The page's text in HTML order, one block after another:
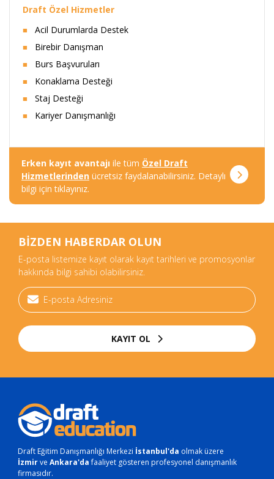
Draft Özel Hizmetler
Acil Durumlarda Destek
Birebir Danışman
Burs Başvuruları
Konaklama Desteği
Staj Desteği
Kariyer Danışmanlığı
Erken kayıt avantajı ile tüm Özel Draft
Hizmetlerinden ücretsiz faydalanabilirsiniz. Detaylı
bilgi için tıklayınız.
BİZDEN HABERDAR OLUN
E-posta listemize kayıt olarak kayıt tarihleri ve promosyonlar
hakkında bilgi sahibi olabilirsiniz.
KAYIT OL
Draft Eğitim Danışmanlığı Merkezi İstanbul'da olmak üzere
İzmirve Ankara'dafaaliyet gösteren profesyonel danışmanlık
firmasıdır.